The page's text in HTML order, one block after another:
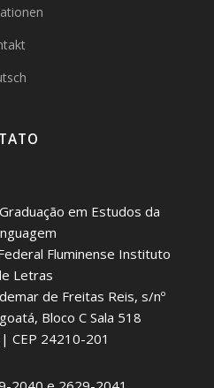
em Estudos da
Fluminense Instituto
Letras
de Freitas Reis, s/nº
Bloco C Sala 518
CEP 24210-201